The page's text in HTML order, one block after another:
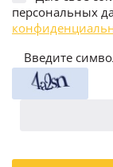
персональных
Введите